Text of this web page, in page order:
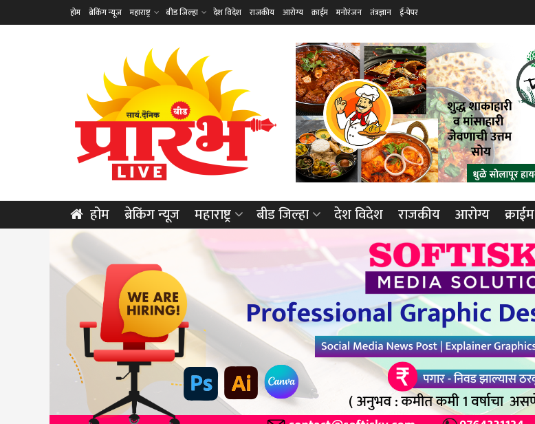
होम ब्रेकिंग न्यूज महाराष्ट्र बीड जिल्हा देश विदेश राजकीय आरोग्य क्राईम मनोरंजन तंत्रज्ञान ई-पेपर
होम ब्रेकिंग न्यूज महाराष्ट्र बीड जिल्हा देश विदेश राजकीय आरोग्य क्राईम